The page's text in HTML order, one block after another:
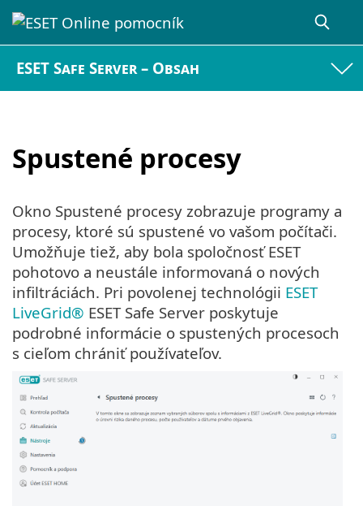
ESET Safe Server – Obsah
Spustené procesy
Okno Spustené procesy zobrazuje programy a
procesy, ktoré sú spustené vo vašom počítači.
Umožňuje tiež, aby bola spoločnosť ESET
pohotovo a neustále informovaná o nových
infiltráciách. Pri povolenej technológii ESET
LiveGrid® ESET Safe Server poskytuje
podrobné informácie o spustených procesoch
s cieľom chrániť používateľov.